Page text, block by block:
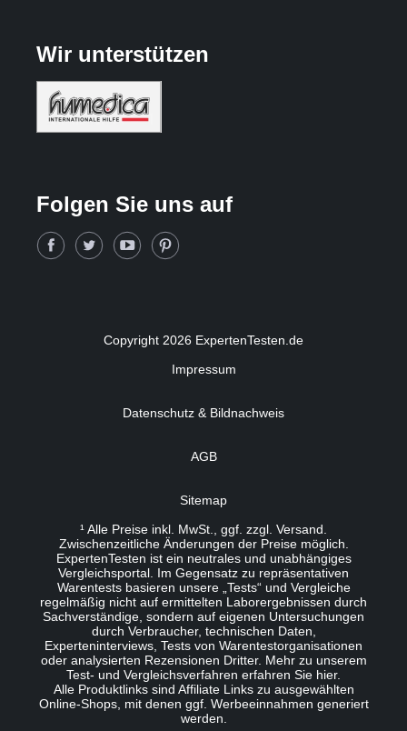
Wir unterstützen
Folgen Sie uns auf
Copyright 2026 ExpertenTesten.de
Impressum
Datenschutz & Bildnachweis
AGB
Sitemap
¹ Alle Preise inkl. MwSt., ggf. zzgl. Versand.
Zwischenzeitliche Änderungen der Preise möglich.
ExpertenTesten ist ein neutrales und unabhängiges
Vergleichsportal. Im Gegensatz zu repräsentativen
Warentests basieren unsere „Tests“ und Vergleiche
regelmäßig nicht auf ermittelten Laborergebnissen durch
Sachverständige, sondern auf eigenen Untersuchungen
durch Verbraucher, technischen Daten,
Experteninterviews, Tests von Warentestorganisationen
oder analysierten Rezensionen Dritter. Mehr zu unserem
Test- und Vergleichsverfahren erfahren Sie hier.
Alle Produktlinks sind Affiliate Links zu ausgewählten
Online-Shops, mit denen ggf. Werbeeinnahmen generiert
werden.